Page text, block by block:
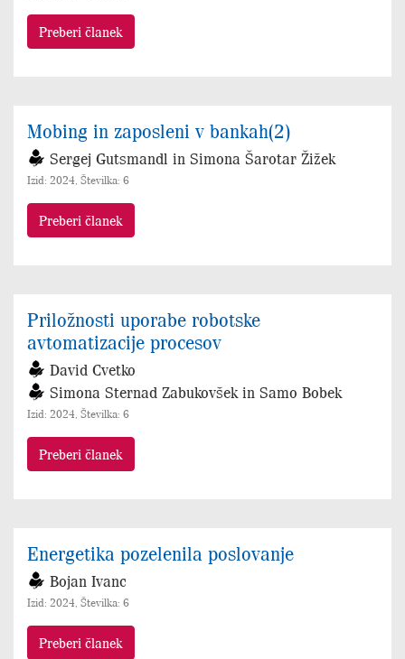
Preberi članek
Mobing in zaposleni v bankah(2)
Sergej Gutsmandl in Simona Šarotar Žižek
Izid: 2024, Številka: 6
Preberi članek
Priložnosti uporabe robotske
avtomatizacije procesov
David Cvetko
Simona Sternad Zabukovšek in Samo Bobek
Izid: 2024, Številka: 6
Preberi članek
Energetika pozelenila poslovanje
Bojan Ivanc
Izid: 2024, Številka: 6
Preberi članek